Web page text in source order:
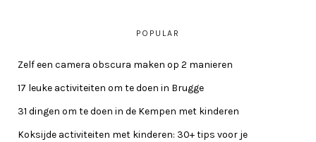
POPULAR
Zelf een camera obscura maken op 2 manieren
17 leuke activiteiten om te doen in Brugge
31 dingen om te doen in de Kempen met kinderen
Koksijde activiteiten met kinderen: 30+ tips voor je